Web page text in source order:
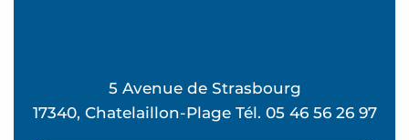
5 Avenue de Strasbourg
17340, Chatelaillon-Plage Tél. 05 46 56 26 97